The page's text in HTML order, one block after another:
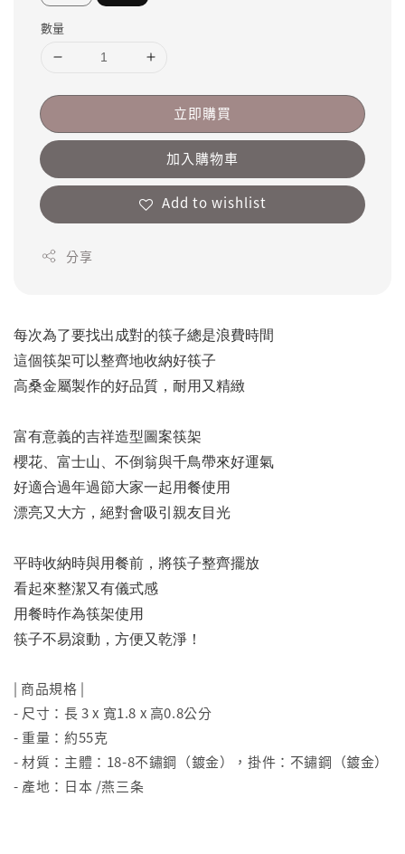
數量
立即購買
加入購物車
Add to wishlist
分享
每次為了要找出成對的筷子總是浪費時間
這個筷架可以整齊地收納好筷子
高桑金屬製作的好品質，耐用又精緻
富有意義的吉祥造型圖案筷架
櫻花、富士山、不倒翁與千鳥帶來好運氣
好適合過年過節大家一起用餐使用
漂亮又大方，絕對會吸引親友目光
平時收納時與用餐前，將筷子整齊擺放
看起來整潔又有儀式感
用餐時作為筷架使用
筷子不易滾動，方便又乾淨！
| 商品規格 |
- 尺寸：長 3 x 寬1.8 x 高0.8公分
- 重量：約55克
- 材質：主體：18-8不鏽鋼（鍍金），掛件：不鏽鋼（鍍金）
- 產地：日本 /燕三条